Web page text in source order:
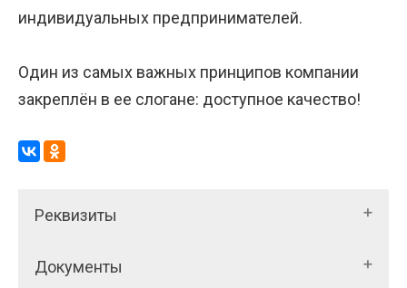
индивидуальных предпринимателей.
Один из самых важных принципов компании
закреплён в ее слогане: доступное качество!
Реквизиты
Документы